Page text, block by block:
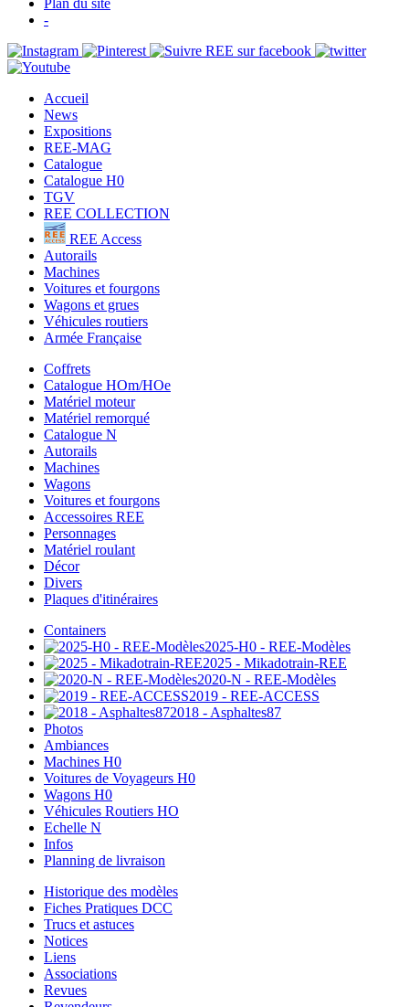
Plan du site
-
Accueil
News
Expositions
REE-MAG
Catalogue
Catalogue H0
TGV
REE COLLECTION
REE Access
Autorails
Machines
Voitures et fourgons
Wagons et grues
Véhicules routiers
Armée Française
Coffrets
Catalogue HOm/HOe
Matériel moteur
Matériel remorqué
Catalogue N
Autorails
Machines
Wagons
Voitures et fourgons
Accessoires REE
Personnages
Matériel roulant
Décor
Divers
Plaques d'itinéraires
Containers
2025-H0 - REE-Modèles
2025 - Mikadotrain-REE
2020-N - REE-Modèles
2019 - REE-ACCESS
2018 - Asphaltes87
Photos
Ambiances
Machines H0
Voitures de Voyageurs H0
Wagons H0
Véhicules Routiers HO
Echelle N
Infos
Planning de livraison
Historique des modèles
Fiches Pratiques DCC
Trucs et astuces
Notices
Liens
Associations
Revues